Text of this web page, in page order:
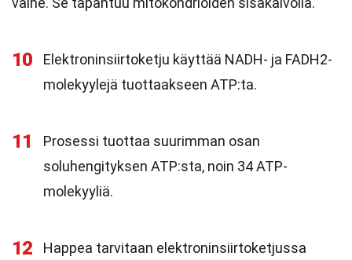
10
Elektroninsiirtoketju käyttää NADH- ja FADH2-
molekyylejä tuottaakseen ATP:ta.
11
Prosessi tuottaa suurimman osan
soluhengityksen ATP:sta, noin 34 ATP-
molekyyliä.
12
Happea tarvitaan elektroninsiirtoketjussa